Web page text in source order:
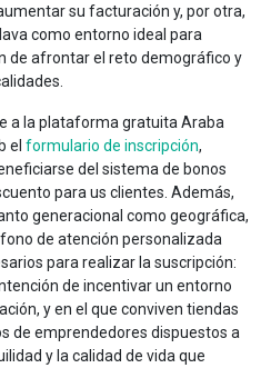
su facturación y, por otra,
como entorno ideal para
de afrontar el reto demográfico y
a la plataforma gratuita Araba
el formulario de inscripción,
del sistema de bonos
para us clientes. Además,
generacional como geográfica,
de atención personalizada
para realizar la suscripción:
de incentivar un entorno
y en el que conviven tiendas
de emprendedores dispuestos a
y la calidad de vida que